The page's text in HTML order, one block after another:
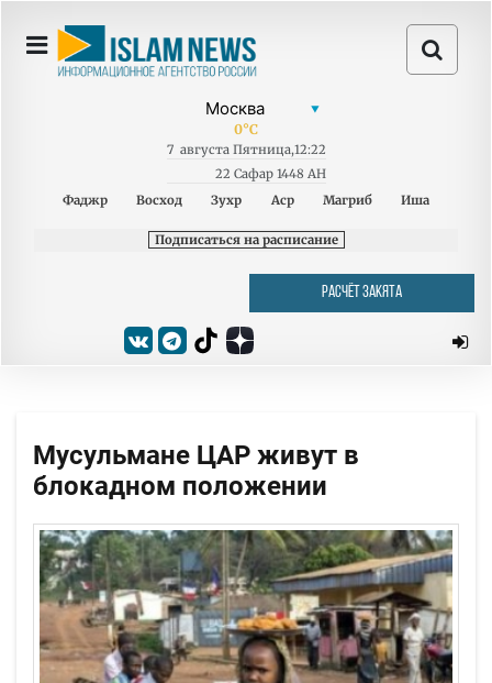
0°C
7 августа Пятница,12:22
22 Сафар 1448 AH
Фаджр
Восход Зухр Аср Магриб Иша
Подписаться на расписание
РАСЧЁТ ЗАКЯТА
Мусульмане ЦАР живут в
блокадном положении